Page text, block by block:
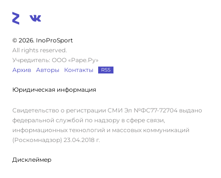
© 2026. InoProSport
All rights reserved.
Учредитель: ООО «Раре.Ру»
Архив
Авторы Контакты RSS
Юридическая информация
Свидетельство о регистрации СМИ Эл №ФС77-72704 выдано
федеральной службой по надзору в сфере связи,
информационных технологий и массовых коммуникаций
(Роскомнадзор) 23.04.2018 г.
Дисклеймер